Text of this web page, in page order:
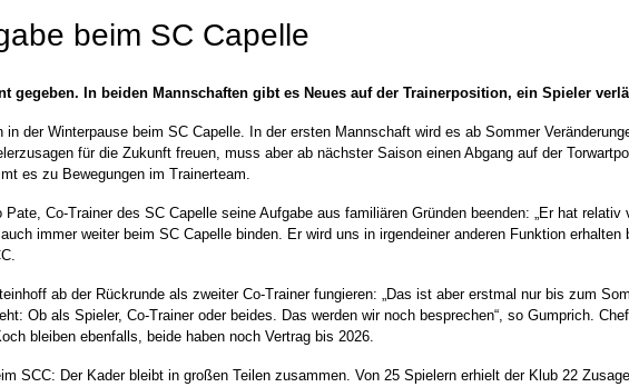
beim SC Capelle
gegeben. In beiden Mannschaften gibt es Neues auf der Trainerposition, ein Spieler
der Winterpause beim SC Capelle. In der ersten Mannschaft wird es ab Sommer
für die Zukunft freuen, muss aber ab nächster Saison einen Abgang auf der
es zu Bewegungen im Trainerteam.
Co-Trainer des SC Capelle seine Aufgabe aus familiären Gründen beenden: „Er hat
immer weiter beim SC Capelle binden. Er wird uns in irgendeiner anderen Funktion erhalten
ab der Rückrunde als zweiter Co-Trainer fungieren: „Das ist aber erstmal nur bis zum
Ob als Spieler, Co-Trainer oder beides. Das werden wir noch besprechen“, so Gumprich.
bleiben ebenfalls, beide haben noch Vertrag bis 2026.
SCC: Der Kader bleibt in großen Teilen zusammen. Von 25 Spielern erhielt der Klub 22